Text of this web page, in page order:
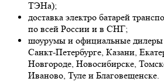
ТЭНа);
доставка электро батарей
по всей России и в СНГ;
шоурумы и официальные дилеры
Санкт-Петербурге, Казани,
Новгороде, Новосибирске,
Иваново, Туле и Благовещенске.